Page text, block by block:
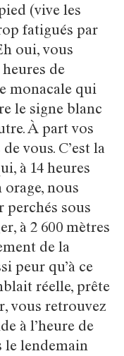
(vive les
fatigués par
oui, vous
de
monacale qui
le signe blanc
À part vos
vous. C’est la
à 14 heures
nous
perchés sous
à 2 600 mètres
de la
peur qu’à ce
réelle, prête
vous retrouvez
à l’heure de
le lendemain